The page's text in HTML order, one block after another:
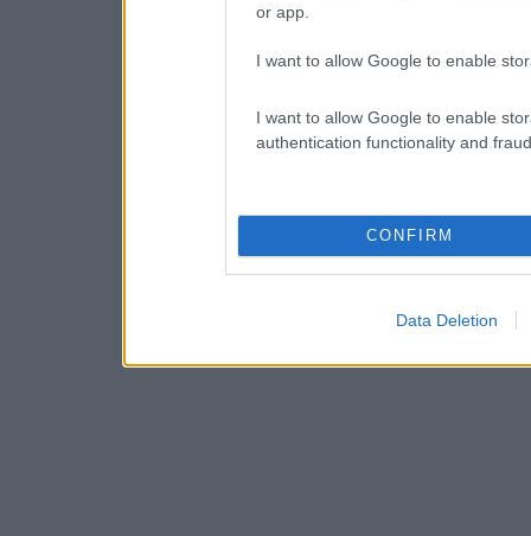
or app.
I want to allow Google to enable
I want to allow Google to enable
authentication functionality and
CONFIRM
Data Deletion